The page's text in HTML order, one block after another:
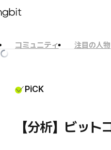
コミュニティ
注目の人物
PiCK
【分析】ビッ